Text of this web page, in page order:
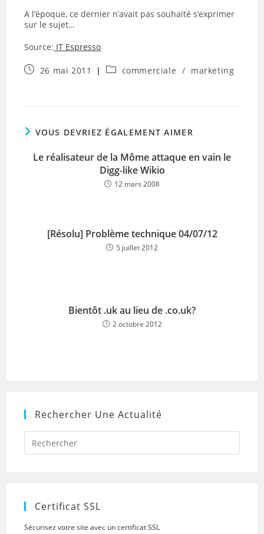
A l’époque, ce dernier n’avait pas souhaité s’exprimer
sur le sujet…
Source: IT Espresso
Publication
26 mai 2011
Postcommerciale / marketing
VOUS DEVRIEZ ÉGALEMENT AIMER
Le réalisateur de la Môme attaque en vain le
Digg-like Wikio
12 mars 2008
[Résolu] Problème technique 04/07/12
5 juillet 2012
Bientôt .uk au lieu de .co.uk?
2 octobre 2012
Rechercher Une Actualité
Press
to
Certificat SSL
Sécurisez votre site avec un certificat SSL